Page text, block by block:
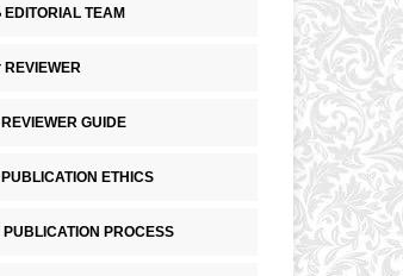
EDITORIAL TEAM
REVIEWER
REVIEWER GUIDE
PUBLICATION ETHICS
PUBLICATION PROCESS